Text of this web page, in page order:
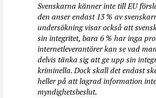
Svenskarna känner inte till EU
den anser endast 13 % av
undersökning visar också att
sin integritet, bara 6 % har inga
internetleverantörer kan se vad
delvis tänka sig att ge upp sin
kriminella. Dock skall det endast
heller på att lagrad information
myndighetsbeslut.